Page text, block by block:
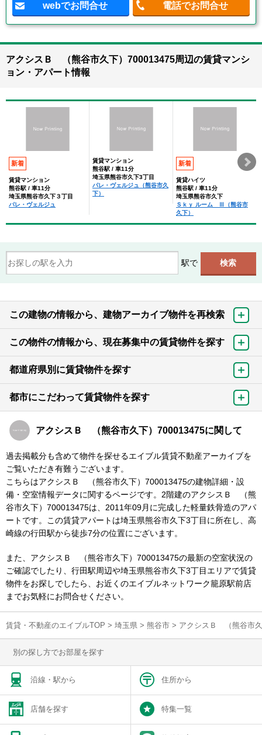
webでお問合せ 電話でお問合せ
アクシスＢ （熊谷市久下）700013475周辺の賃貸マンシ
ョン・アパート情報
新着
賃貸マンション
熊谷駅 / 車11分
埼玉県熊谷市久下３丁目
パレ・ヴェルジュ
賃貸マンション
熊谷駅 / 車11分
埼玉県熊谷市久下3丁目
パレ・ヴェルジュ（熊谷市久
下）
新着
賃貸ハイツ
熊谷駅 / 車11分
埼玉県熊谷市久下
Ｓｋｙ ルーム Ⅲ（熊谷市
久下）
駅で
この建物の情報から、建物アーカイブ物件を再検索
この物件の情報から、現在募集中の賃貸物件を探す
都道府県別に賃貸物件を探す
都市にこだわって賃貸物件を探す
アクシスＢ （熊谷市久下）700013475に関して
過去掲載分も含めて物件を探せるエイブル賃貸不動産アーカイブを
ご覧いただき有難うございます。
こちらはアクシスＢ （熊谷市久下）700013475の建物詳細・設
備・空室情報データに関するページです。2階建のアクシスＢ （熊
谷市久下）700013475は、2011年09月に完成した軽量鉄骨造のアパ
ートです。この賃貸アパートは埼玉県熊谷市久下3丁目に所在し、高
崎線の行田駅から徒歩7分の位置にございます。
また、アクシスＢ （熊谷市久下）700013475の最新の空室状況の
ご確認でしたり、行田駅周辺や埼玉県熊谷市久下3丁目エリアで賃貸
物件をお探しでしたら、お近くのエイブルネットワーク籠原駅前店
までお気軽にお問合せください。
賃貸・不動産のエイブルTOP > 埼玉県 > 熊谷市 > アクシスＢ （熊谷市
別の探し方でお部屋を探す
沿線・駅から 住所から
店舗を探す 特集一覧